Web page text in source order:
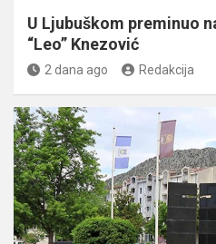
U Ljubuškom preminuo
“Leo” Knezović
2 dana ago Redakcija